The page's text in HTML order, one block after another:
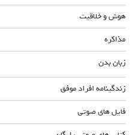
هوش و خلاقیت
مذاکره
زبان بدن
زندگینامه افراد موفق
فایل های صوتی